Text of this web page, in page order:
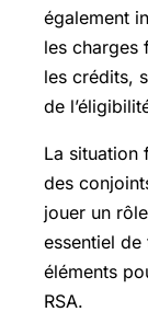
également
les charges
les crédits,
de
La situation
des
jouer un
essentiel de
éléments
RSA.